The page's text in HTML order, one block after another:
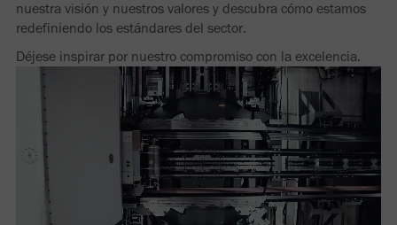
nuestra visión y nuestros valores y descubra cómo estamos
redefiniendo los estándares del sector.
Déjese inspirar por nuestro compromiso con la excelencia.